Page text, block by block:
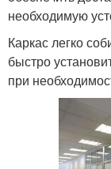
необходимую
Каркас легко
быстро
при